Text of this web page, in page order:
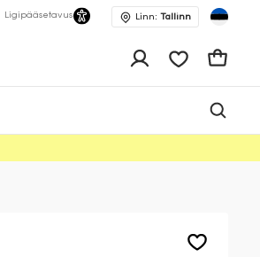
Ligipääsetavus Linn: Tallinn